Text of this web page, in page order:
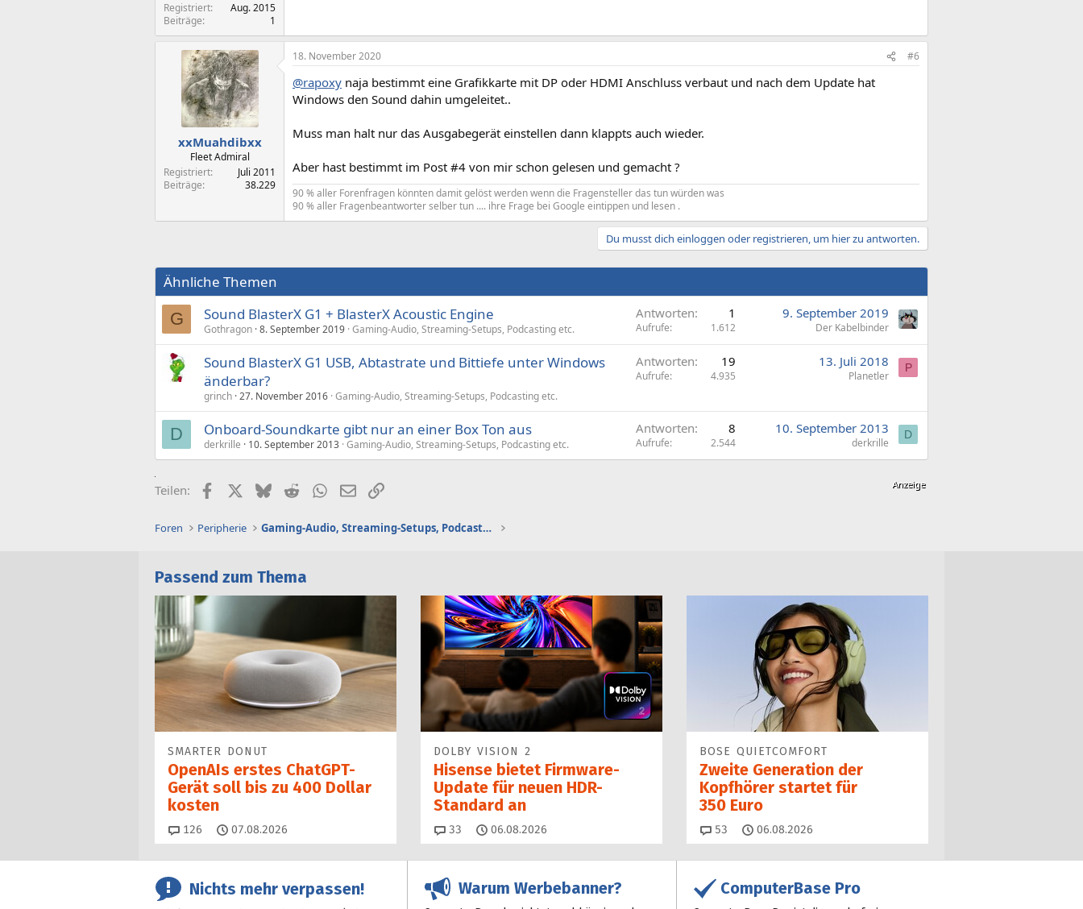
Registriert
Aug. 2015
Beiträge
1
xxMuahdibxx
Fleet Admiral
Registriert
Juli 2011
Beiträge
38.229
18. November 2020 #6
@rapoxy naja bestimmt eine Grafikkarte mit DP oder HDMI Anschluss verbaut und nach dem Update hat
Windows den Sound dahin umgeleitet..
Muss man halt nur das Ausgabegerät einstellen dann klappts auch wieder.
Aber hast bestimmt im Post #4 von mir schon gelesen und gemacht ?
90 % aller Forenfragen könnten damit gelöst werden wenn die Fragensteller das tun würden was
90 % aller Fragenbeantworter selber tun .... ihre Frage bei Google eintippen und lesen .
Du musst dich einloggen oder registrieren, um hier zu antworten.
Ähnliche Themen
G Sound BlasterX G1 + BlasterX Acoustic Engine
Gothragon 8. September 2019 Gaming-Audio, Streaming-Setups, Podcasting etc.
Antworten 1
Aufrufe 1.612
9. September 2019
Der Kabelbinder
Sound BlasterX G1 USB, Abtastrate und Bittiefe unter Windows
änderbar?
grinch 27. November 2016 Gaming-Audio, Streaming-Setups, Podcasting etc.
Antworten 19
Aufrufe 4.935
13. Juli 2018
Planetler
P
D Onboard-Soundkarte gibt nur an einer Box Ton aus
derkrille 10. September 2013 Gaming-Audio, Streaming-Setups, Podcasting etc.
Antworten 8
Aufrufe 2.544
10. September 2013
derkrille
D
Teilen: FacebookX (Twitter)
BlueskyRedditWhatsApp
E-MailLink
Foren Peripherie Gaming-Audio, Streaming-Setups, Podcasting etc.
Passend zum Thema
SMARTER DONUT
OpenAIs erstes ChatGPT-
Gerät soll bis zu 400 Dollar
kosten
126 Kommentare
07.08.2026
DOLBY VISION 2
Hisense bietet Firmware-
Update für neuen HDR-
Standard an
33 Kommentare
06.08.2026
BOSE QUIETCOMFORT
Zweite Generation der
Kopfhörer startet für
350 Euro
53 Kommentare
06.08.2026
Nichts mehr verpassen! Warum Werbebanner? ComputerBase Pro